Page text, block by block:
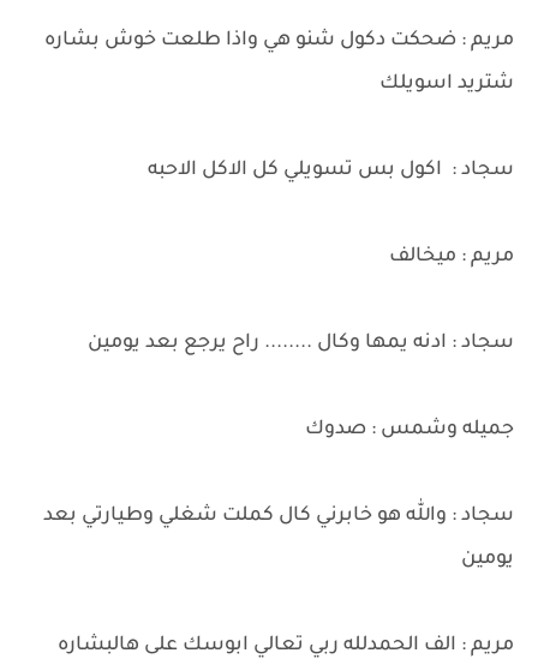
مريم : ضحكت دكول شنو هي واذا طلعت خوش بشاره
شتريد اسويلك
سجاد : اكول بس تسويلي كل الاكل الاحبه
مريم : ميخالف
سجاد : ادنه يمها وكال ........ راح يرجع بعد يومين
جميله وشمس : صدوك
سجاد : والله هو خابرني كال كملت شغلي وطيارتي بعد
يومين
مريم : الف الحمدلله ربي تعالي ابوسك على هالبشاره